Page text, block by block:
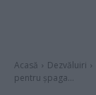
Acasă Dezvăluiri
pentru șpaga...